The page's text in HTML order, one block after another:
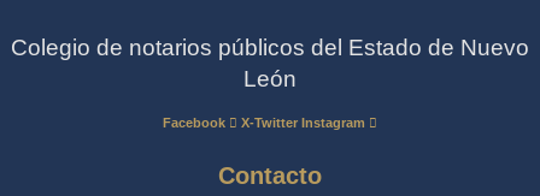
Colegio de notarios públicos del Estado de Nuevo
León
Facebook X-Twitter Instagram
Contacto